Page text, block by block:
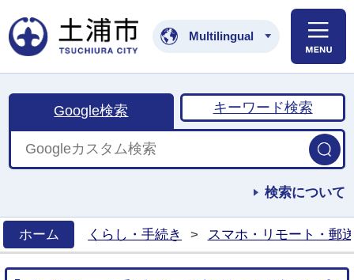
土浦市公式ホームペ
Multilingual
Google検索 キーワード検索
検索について
ホーム
くらし・手続き > スマホ・リモート・郵